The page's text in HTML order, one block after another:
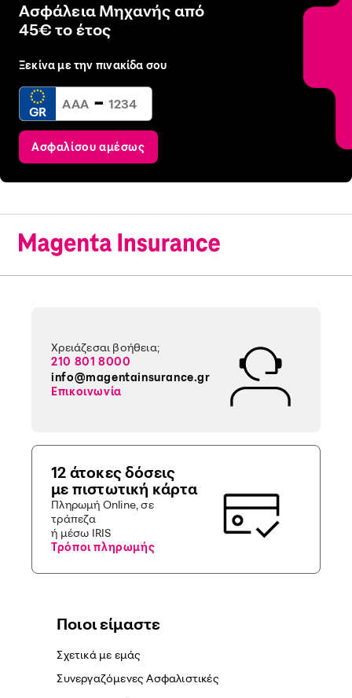
Ασφάλεια Μηχανής από
45€ το έτος
Ξεκίνα με την πινακίδα σου
GR -
Ασφαλίσου αμέσως
Ποιοι είμαστε
Σχετικά με εμάς
Συνεργαζόμενες Ασφαλιστικές
Χρειάζεσαι βοήθεια;
210 801 8000
info@magentainsurance.gr
Επικοινωνία
12 άτοκες δόσεις
με πιστωτική κάρτα
Πληρωμή Online, σε
τράπεζα
ή μέσω IRIS
Τρόποι πληρωμής